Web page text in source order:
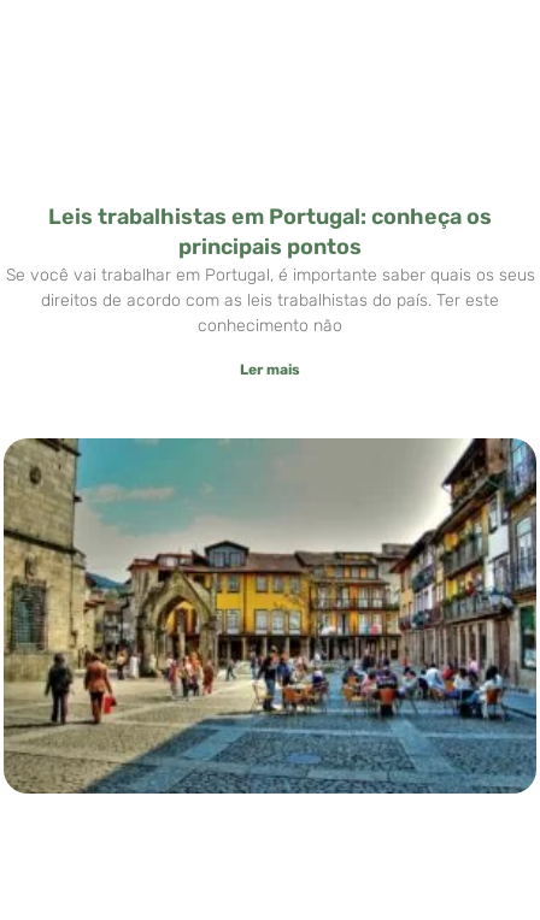
Leis trabalhistas em Portugal: conheça os
principais pontos
Se você vai trabalhar em Portugal, é importante saber quais os seus
direitos de acordo com as leis trabalhistas do país. Ter este
conhecimento não
Ler mais